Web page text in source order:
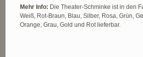
Mehr Info: Die Theater-Schminke ist in den
Weiß, Rot-Braun, Blau, Silber, Rosa, Grün,
Orange, Grau, Gold und Rot lieferbar.